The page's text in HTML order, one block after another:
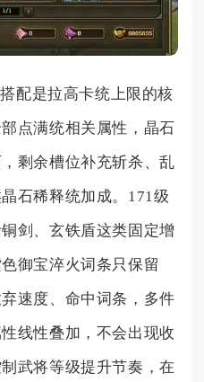
配是拉高卡统上限的核
点满统相关属性，晶石
剩余槽位补充斩杀、乱
石稀释统加成。171级
剑、玄铁盾这类固定增
御宝淬火词条只保留
速度、命中词条，多件
线性叠加，不会出现收
武将等级提升节奏，在